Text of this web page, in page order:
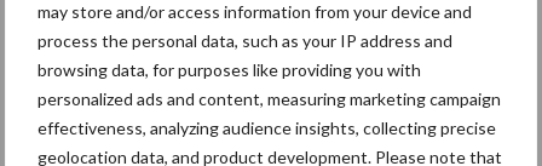
may store and/or access information from your device and
process the personal data, such as your IP address and
browsing data, for purposes like providing you with
personalized ads and content, measuring marketing campaign
effectiveness, analyzing audience insights, collecting precise
geolocation data, and product development. Please note that
Primaire
Recent nieuws Partner nieuws
Toon meer